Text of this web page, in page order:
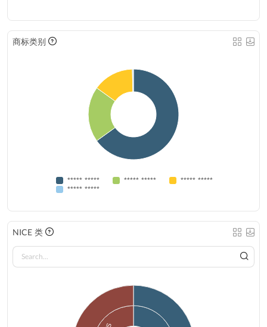
商标类别
***** ***** ***** *****
***** *****
***** *****
NICE 类